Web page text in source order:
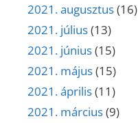
2021. augusztus(16)
2021. július(13)
2021. június(15)
2021. május(15)
2021. április(11)
2021. március(9)